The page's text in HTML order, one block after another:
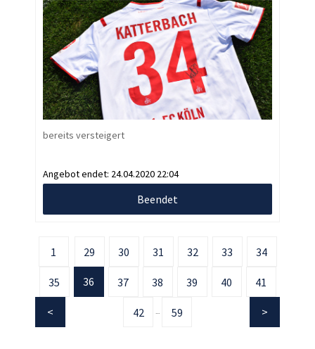
bereits versteigert
Angebot endet: 24.04.2020 22:04
Beendet
1 29 30 31 32 33 34
35 36 37 38 39 40 41
42 ... 59